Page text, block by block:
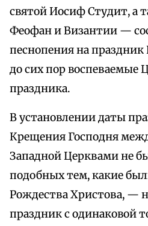
святой Иосиф Студит, а
Феофан и Византии —
песнопения на
до сих пор воспеваемые
праздника.
В установлении даты
Крещения Господня
Западной Церквами не
подобных тем, какие
Рождества Христова, —
праздник с одинаковой